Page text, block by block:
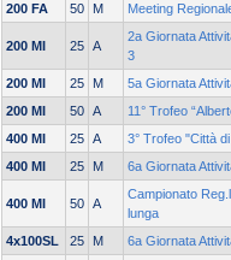
200 FA
50 M Meeting
200 MI 25 A
2a Giornata
3
200 MI
25 M
5a Giornata
200 MI
50 A
11° Trofeo
400 MI
25 A
3° Trofeo "Città
400 MI
25 M 6a Giornata
400 MI 50 A
Campionato
lunga
4x100SL
25 M 6a Giornata